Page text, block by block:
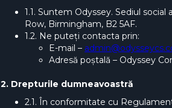
1.1. Suntem Odyssey. Sediul
Row, Birmingham, B2 5AF.
1.2. Ne puteți contacta prin:
E-mail –
Adresă poștală – Odyssey
2. Drepturile dumneavoastră
2.1. În conformitate cu